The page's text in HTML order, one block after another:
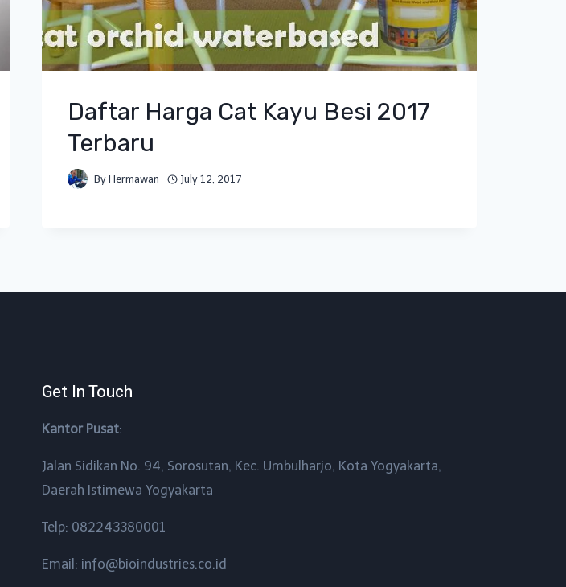
Daftar Harga Cat Kayu Besi 2017
Terbaru
By Hermawan July 12, 2017
Get In Touch
Kantor Pusat:
Jalan Sidikan No. 94, Sorosutan, Kec. Umbulharjo, Kota Yogyakarta,
Daerah Istimewa Yogyakarta
Telp: 082243380001
Email: info@bioindustries.co.id